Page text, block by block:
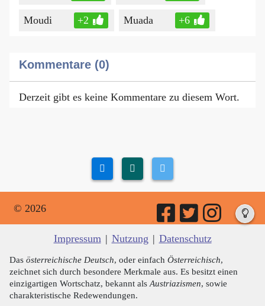
Moudi +2 Muada +6
Kommentare (0)
Derzeit gibt es keine Kommentare zu diesem Wort.
© 2026
Impressum | Nutzung | Datenschutz
Das österreichische Deutsch, oder einfach Österreichisch,
zeichnet sich durch besondere Merkmale aus. Es besitzt einen
einzigartigen Wortschatz, bekannt als Austriazismen, sowie
charakteristische Redewendungen.